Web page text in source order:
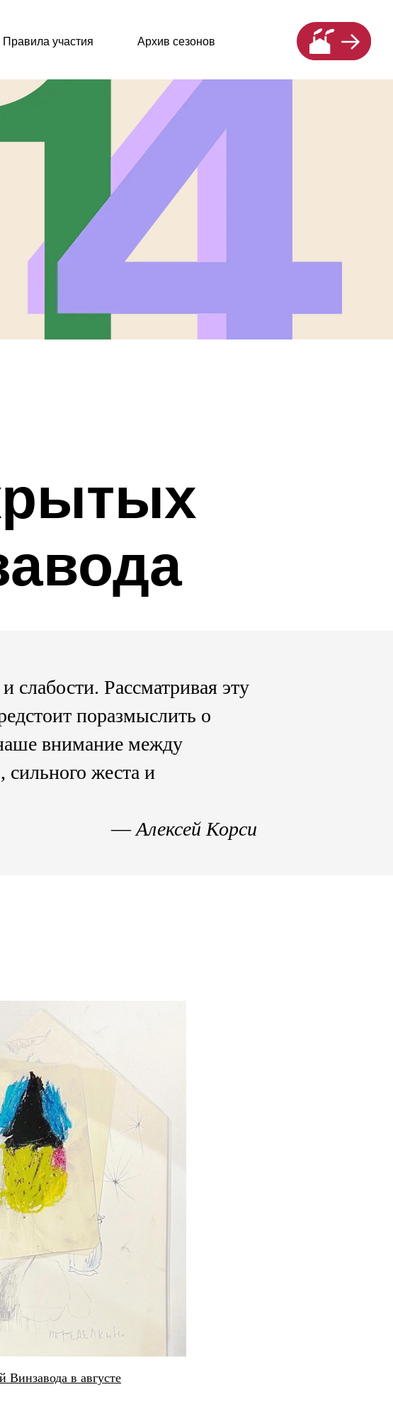
Архив сезонов
студии
июль 2026 — январь 2027
слабости. Рассматривая эту
поразмыслить о
внимание между
сильного жеста и
—Алексей Корси
Винзавода в августе